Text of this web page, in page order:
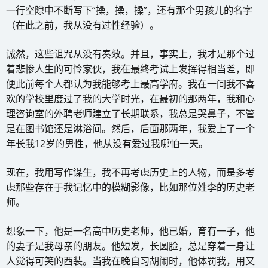
一行空隙中不断写下“操，操，操”，还有那个男孩儿的名字
（在此之前，我从没有过性经验）。
诚然，这些诅咒从没有奏效。并且，事实上，我才是那个过
着悲惨人生的可怜家伙，我在最终考试上发挥得相当差，即
便此前每个人都认为我能够考上最高学府。我在一间我不喜
欢的学校里度过了我的大学时光，在最初的那两年，我和心
理咨询室的外聘老师建立了长期联系，我总是哭鼻子，不管
是在图书馆还是淋浴间。然后，后面那两年，我爱上了一个
年长我12岁的男性，他从没有爱过我哪怕一天。
现在，我用写作谋生，我不再考虑历史上的人物，而是多考
虑那些存在于我记忆中的模糊影像，比如那位姓李的历史老
师。
想象一下，他是一名高中历史老师，他已婚，育有一子，他
的妻子是我母亲的朋友。他短发，长圆脸，总是穿着一身让
人觉得可笑的西装。当我在晚自习胡闹时，他体罚我，用又